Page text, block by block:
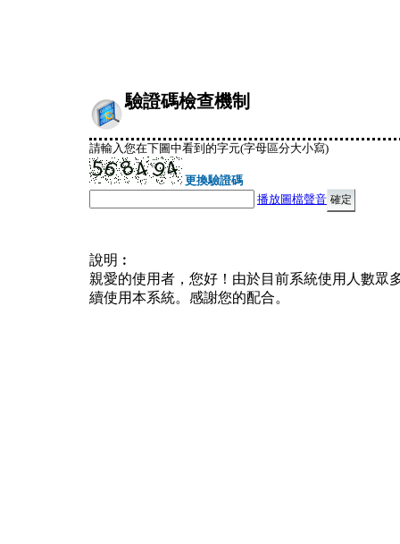
驗證碼檢查機制
請輸入您在下圖中看到的字元(字母區分大小寫)
更換驗證碼
播放圖檔聲音
說明︰
親愛的使用者，您好！由於目前系統使用人數眾
續使用本系統。感謝您的配合。